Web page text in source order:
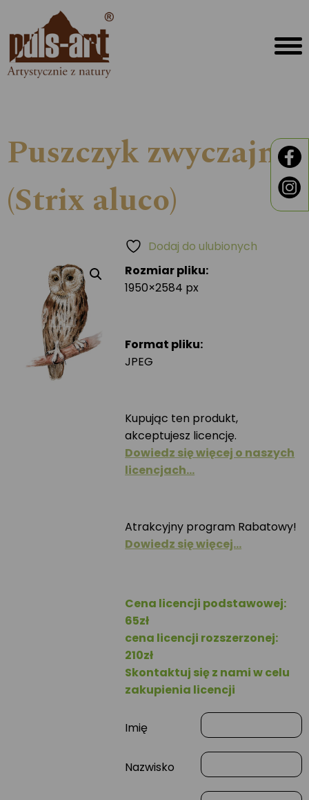
Puszczyk zwyczajny
(Strix aluco)
Rozmiar pliku:
1950×2584 px
Format pliku:
JPEG
Kupując ten produkt,
akceptujesz licencję.
Dowiedz się więcej o naszych
licencjach…
Atrakcyjny program Rabatowy!
Dowiedz się więcej…
Cena licencji podstawowej:
65zł
cena licencji rozszerzonej:
210zł
Skontaktuj się z nami w celu
zakupienia licencji
Imię
Nazwisko
Dodaj do ulubionych